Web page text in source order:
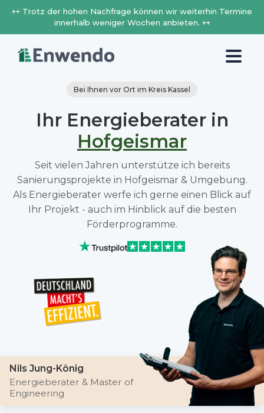
++ Trotz der hohen Nachfrage können wir weiterhin Termine
innerhalb weniger Wochen anbieten. ++
Bei Ihnen vor Ort im Kreis Kassel
Ihr Energieberater in
Hofgeismar
Seit vielen Jahren unterstütze ich bereits
Sanierungsprojekte in Hofgeismar & Umgebung.
Als Energieberater werfe ich gerne einen Blick auf
Ihr Projekt - auch im Hinblick auf die besten
Förderprogramme.
Nils Jung-König
Energieberater & Master of
Engineering